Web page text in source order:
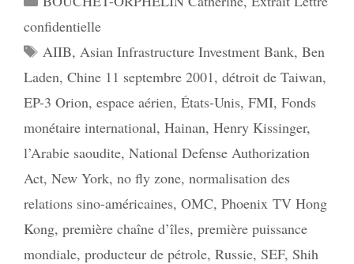
confidentielle
Étiquettes
AIIB, Asian Infrastructure Investment Bank, Ben
Laden, Chine 11 septembre 2001, détroit de Taiwan,
EP-3 Orion, espace aérien, États-Unis, FMI, Fonds
monétaire international, Hainan, Henry Kissinger,
l’Arabie saoudite, National Defense Authorization
Act, New York, no fly zone, normalisation des
relations sino-américaines, OMC, Phoenix TV Hong
Kong, première chaîne d’îles, première puissance
mondiale, producteur de pétrole, Russie, SEF, Shih